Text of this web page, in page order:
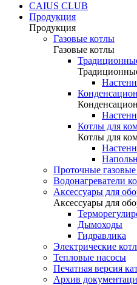
CAIUS CLUB
Продукция
Продукция
Газовые котлы
Газовые котлы
Котлы для
Котлы для
Проточные
Водонагреватели
Аксессуары для
Аксессуары для
Дымоходы
Гидравлика
Электрические
Тепловые насосы
Печатная версия
Архив